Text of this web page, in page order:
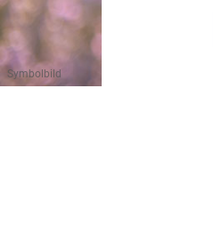
Symbolbild